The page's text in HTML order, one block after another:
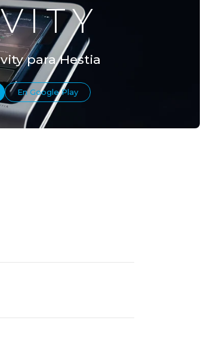
para Hestia
En Google Play